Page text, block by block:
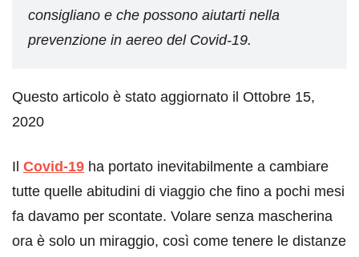
consigliano e che possono aiutarti nella
prevenzione in aereo del Covid-19.
Questo articolo è stato aggiornato il Ottobre 15,
2020
Il Covid-19 ha portato inevitabilmente a cambiare
tutte quelle abitudini di viaggio che fino a pochi mesi
fa davamo per scontate. Volare senza mascherina
ora è solo un miraggio, così come tenere le distanze